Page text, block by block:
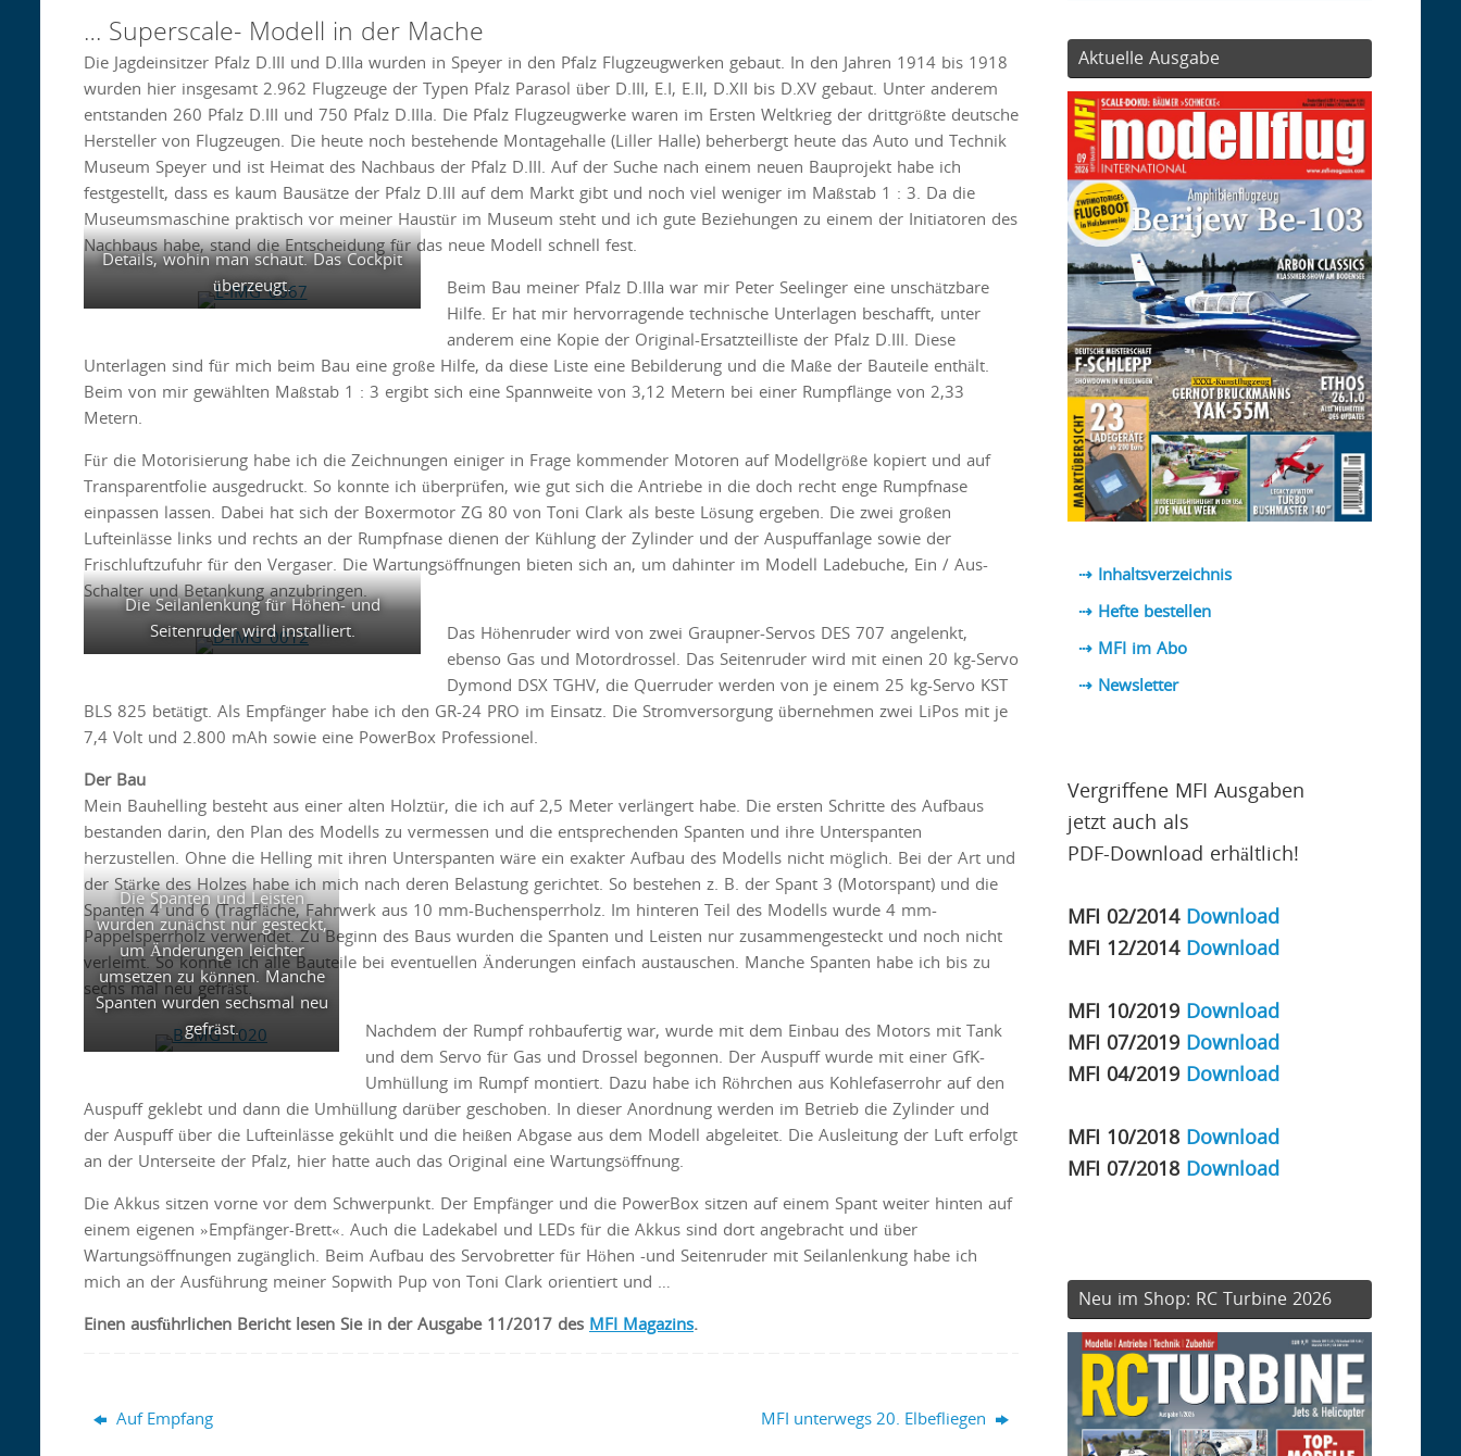
… Superscale- Modell in der Mache
Die Jagdeinsitzer Pfalz D.III und D.IIIa wurden in Speyer in den Pfalz Flugzeugwerken gebaut. In den Jahren 1914 bis 1918
wurden hier insgesamt 2.962 Flugzeuge der Typen Pfalz Parasol über D.III, E.I, E.II, D.XII bis D.XV gebaut. Unter anderem
entstanden 260 Pfalz D.III und 750 Pfalz D.IIIa. Die Pfalz Flugzeugwerke waren im Ersten Weltkrieg der drittgrößte deutsche
Hersteller von Flugzeugen. Die heute noch bestehende Montagehalle (Liller Halle) beherbergt heute das Auto und Technik
Museum Speyer und ist Heimat des Nachbaus der Pfalz D.III. Auf der Suche nach einem neuen Bauprojekt habe ich
festgestellt, dass es kaum Bausätze der Pfalz D.III auf dem Markt gibt und noch viel weniger im Maßstab 1 : 3. Da die
Museumsmaschine praktisch vor meiner Haustür im Museum steht und ich gute Beziehungen zu einem der Initiatoren des
Nachbaus habe, stand die Entscheidung für das neue Modell schnell fest.
Details, wohin man schaut. Das Cockpit
überzeugt.
Beim Bau meiner Pfalz D.IIIa war mir Peter Seelinger eine unschätzbare
Hilfe. Er hat mir hervorragende technische Unterlagen beschafft, unter
anderem eine Kopie der Original-Ersatzteilliste der Pfalz D.III. Diese
Unterlagen sind für mich beim Bau eine große Hilfe, da diese Liste eine Bebilderung und die Maße der Bauteile enthält.
Beim von mir gewählten Maßstab 1 : 3 ergibt sich eine Spannweite von 3,12 Metern bei einer Rumpf­länge von 2,33
Metern.
Für die Motorisierung habe ich die Zeichnungen einiger in Frage kommender Motoren auf Modellgröße kopiert und auf
Transparentfolie ausgedruckt. So konnte ich überprüfen, wie gut sich die Antriebe in die doch recht enge Rumpfnase
einpassen lassen. Dabei hat sich der Boxermotor ZG 80 von Toni Clark als beste Lösung ergeben. Die zwei großen
Lufteinlässe links und rechts an der Rumpfnase dienen der Kühlung der Zylinder und der Auspuffanlage sowie der
Frischluftzufuhr für den Vergaser. Die Wartungsöffnungen bieten sich an, um dahinter im Modell Ladebuche, Ein / Aus-
Schalter und Betankung anzubringen.
Die Seilanlenkung für Höhen- und
Seitenruder wird installiert.
Das Höhenruder wird von zwei Graupner-Servos DES 707 angelenkt,
ebenso Gas und Motordrossel. Das Seitenruder wird mit einen 20 kg-Servo
Dymond DSX TGHV, die Querruder werden von je einem 25 kg-Servo KST
BLS 825 betätigt. Als Empfänger habe ich den GR-24 PRO im Einsatz. Die Stromversorgung übernehmen zwei LiPos mit je
7,4 Volt und 2.800 mAh sowie eine PowerBox Professionel.
Der Bau
Mein Bauhelling besteht aus einer alten Holztür, die ich auf 2,5 Meter verlängert habe. Die ersten Schritte des Aufbaus
bestanden darin, den Plan des Modells zu vermessen und die entsprechenden Spanten und ihre Unterspanten
herzustellen. Ohne die Helling mit ihren Unterspanten wäre ein exakter Aufbau des Modells nicht möglich. Bei der Art und
der Stärke des Holzes habe ich mich nach deren Belastung gerichtet. So bestehen z. B. der Spant 3 (Motorspant) und die
Spanten 4 und 6 (Tragfläche, Fahrwerk aus 10 mm-Buchensperrholz. Im hinteren Teil des Modells wurde 4 mm-
Pappelsperrholz verwendet. Zu Beginn des Baus wurden die Spanten und Leisten nur zusammengesteckt und noch nicht
verleimt. So konnte ich alle Bauteile bei eventuellen Änderungen einfach austauschen. Manche Spanten habe ich bis zu
sechs mal neu gefräst.
Die Spanten und Leisten
wurden zunächst nur gesteckt,
um Änderungen leichter
umsetzen zu können. Manche
Spanten wurden sechsmal neu
gefräst.
Nachdem der Rumpf rohbaufertig war, wurde mit dem Einbau des Motors mit Tank
und dem Servo für Gas und Drossel begonnen. Der Auspuff wurde mit einer GfK-
Umhüllung im Rumpf montiert. Dazu habe ich Röhrchen aus Kohlefaserrohr auf den
Auspuff geklebt und dann die Umhüllung darüber geschoben. In dieser Anordnung werden im Betrieb die Zylinder und
der Auspuff über die Lufteinlässe gekühlt und die heißen Abgase aus dem Modell abgeleitet. Die Ausleitung der Luft erfolgt
an der Unterseite der Pfalz, hier hatte auch das Original eine Wartungsöffnung.
Die Akkus sitzen vorne vor dem Schwerpunkt. Der Empfänger und die PowerBox sitzen auf einem Spant weiter hinten auf
einem eigenen »Empfänger-Brett«. Auch die Ladekabel und LEDs für die Akkus sind dort angebracht und über
Wartungsöffnungen zugänglich. Beim Aufbau des Servobretter für Höhen -und Seitenruder mit Seilanlenkung habe ich
mich an der Ausführung meiner Sopwith Pup von Toni Clark orientiert und …
Einen ausführlichen Bericht lesen Sie in der Ausgabe 11/2017 des MFI Magazins.
Auf Empfang MFI unterwegs 20. Elbefliegen
Aktuelle Ausgabe
⇢ Inhaltsverzeichnis
⇢ Hefte bestellen
⇢ MFI im Abo
⇢ Newsletter
Vergriffene MFI Ausgaben
jetzt auch als
PDF-Download erhältlich!
MFI 02/2014 Download
MFI 12/2014 Download
MFI 10/2019 Download
MFI 07/2019 Download
MFI 04/2019 Download
MFI 10/2018 Download
MFI 07/2018 Download
Neu im Shop: RC Turbine 2026